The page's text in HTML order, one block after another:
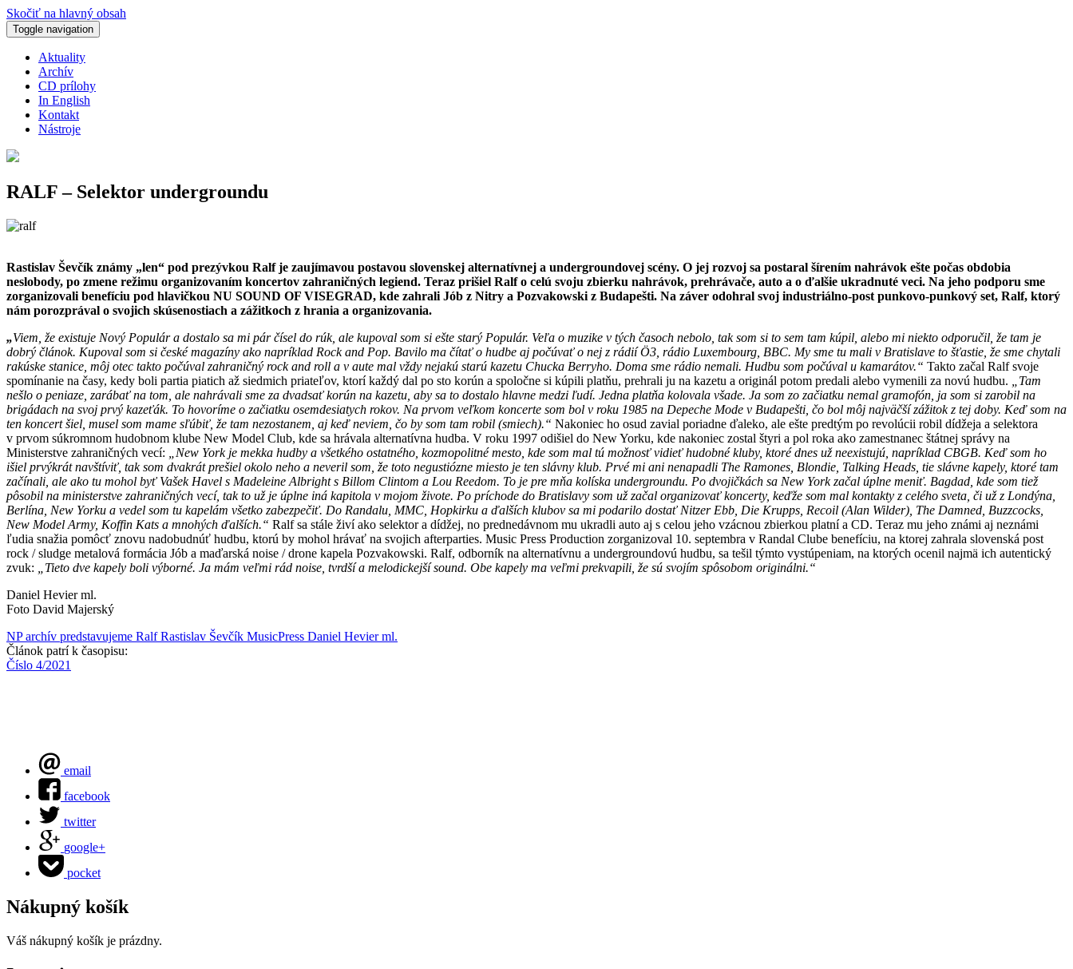
Skočiť na hlavný obsah
Toggle navigation
Aktuality
Archív
CD prílohy
In English
Kontakt
Nástroje
RALF – Selektor undergroundu
Rastislav Ševčík známy „len“ pod prezývkou Ralf je zaujímavou postavou slovenskej alternatívnej a undergroundovej scény. O jej rozvoj sa postaral šírením nahrávok ešte počas obdobia
neslobody, po zmene režimu organizovaním koncertov zahraničných legiend. Teraz prišiel Ralf o celú svoju zbierku nahrávok, prehrávače, auto a o ďalšie ukradnuté veci. Na jeho podporu sme
zorganizovali benefíciu pod hlavičkou NU SOUND OF VISEGRAD, kde zahrali Jób z Nitry a Pozvakowski z Budapešti. Na záver odohral svoj industriálno-post punkovo-punkový set, Ralf, ktorý
nám porozprával o svojich skúsenostiach a zážitkoch z hrania a organizovania.
„Viem, že existuje Nový Populár a dostalo sa mi pár čísel do rúk, ale kupoval som si ešte starý Populár. Veľa o muzike v tých časoch nebolo, tak som si to sem tam kúpil, alebo mi niekto odporučil, že tam je
dobrý článok. Kupoval som si české magazíny ako napríklad Rock and Pop. Bavilo ma čítať o hudbe aj počúvať o nej z rádiíÖ3, rádio Luxembourg, BBC. My sme tu mali v Bratislave to šťastie, že sme chytali
rakúske stanice, môj otec takto počúval zahraničný rock and roll a v aute mal vždy nejakú starú kazetu Chucka Berryho. Doma sme rádio nemali. Hudbu som počúval u kamarátov.“ Takto začal Ralf svoje
spomínanie na časy, kedy boli partia piatich až siedmich priateľov, ktorí každý dal po sto korún a spoločne si kúpili platňu, prehrali ju na kazetu a originál potom predali alebo vymenili za novú hudbu.
„Tam
nešlo o peniaze, zarábať na tom, ale nahrávali sme za dvadsať korún na kazetu, aby sa to dostalo hlavne medzi ľudí. Jedna platňa kolovala všade. Ja som zo začiatku nemal gramofón, ja som si zarobil na
brigádach na svoj prvý kazeťák. To hovoríme o začiatku osemdesiatych rokov. Na prvom veľkom koncerte som bol v roku 1985 na Depeche Mode v Budapešti, čo bol môj najväčší zážitok z tej doby. Keď som na
ten koncert šiel, musel som mame sľúbiť, že tam nezostanem, aj keď neviem, čo by som tam robil (smiech).“ Nakoniec ho osud zavial poriadne ďaleko, ale ešte predtým po revolúcii robil dídžeja a selektora
v prvom súkromnom hudobnom klube New Model Club, kde sa hrávala alternatívna hudba. V roku 1997 odišiel do New Yorku, kde nakoniec zostal štyri a pol roka ako zamestnanec štátnej správy na
Ministerstve zahraničných vecí:
„New York je mekka hudby a všetkého ostatného, kozmopolitné mesto, kde som mal tú možnosť vidieť hudobné kluby, ktoré dnes už neexistujú, napríklad CBGB. Keď som ho
išiel prvýkrát navštíviť, tak som dvakrát prešiel okolo neho a neveril som, že toto negustiózne miesto je ten slávny klub. Prvé mi ani nenapadli The Ramones, Blondie, Talking Heads, tie slávne kapely, ktoré tam
začínali, ale ako tu mohol byť Vašek Havel s Madeleine Albright s Billom Clintom a Lou Reedom. To je pre mňa kolíska undergroundu. Po dvojičkách sa New York začal úplne meniť. Bagdad, kde som tiež
pôsobil na ministerstve zahraničných vecí, tak to už je úplne iná kapitola v mojom živote. Po príchode do Bratislavy som už začal organizovať koncerty, keďže som mal kontakty z celého sveta, či už z Londýna,
Berlína, New Yorku a vedel som tu kapelám všetko zabezpečiť. Do Randalu, MMC, Hopkirku a ďalších klubov sa mi podarilo dostať Nitzer Ebb, Die Krupps, Recoil (Alan Wilder), The Damned, Buzzcocks,
New Model Army, Koffin Kats a mnohých ďalších.“ Ralf sa stále živí ako selektor a dídžej, no prednedávnom mu ukradli auto aj s celou jeho vzácnou zbierkou platní a CD. Teraz mu jeho známi aj neznámi
ľudia snažia pomôcť znovu nadobudnúť hudbu, ktorú by mohol hrávať na svojich afterparties. Music Press Production zorganizoval 10. septembra v Randal Clube benefíciu, na ktorej zahrala slovenská post
rock / sludge metalová formácia Jób a maďarská noise / drone kapela Pozvakowski. Ralf, odborník na alternatívnu a undergroundovú hudbu, sa tešil týmto vystúpeniam, na ktorých ocenil najmä ich autentický
zvuk:
„Tieto dve kapely boli výborné. Ja mám veľmi rád noise, tvrdší a melodickejší sound. Obe kapely ma veľmi prekvapili, že sú svojím spôsobom originálni.“
Daniel Hevier ml.
Foto David Majerský
NP archív predstavujeme Ralf Rastislav Ševčík MusicPress Daniel Hevier ml.
Článok patrí k časopisu:
Číslo 4/2021
email
facebook
twitter
google+
pocket
Nákupný košík
Váš nákupný košík je prázdny.